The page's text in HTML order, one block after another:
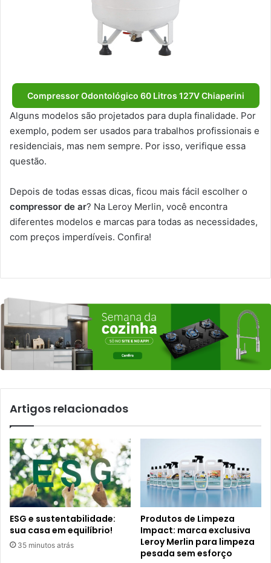
Compressor Odontológico 60 Litros 127V Chiaperini
Alguns modelos são projetados para dupla finalidade. Por
exemplo, podem ser usados para trabalhos profissionais e
residenciais, mas nem sempre. Por isso, verifique essa
questão.
Depois de todas essas dicas, ficou mais fácil escolher o
compressor de ar? Na Leroy Merlin, você encontra
diferentes modelos e marcas para todas as necessidades,
com preços imperdíveis. Confira!
Artigos relacionados
ESG e sustentabilidade:
sua casa em equilíbrio!
35 minutos atrás
Produtos de Limpeza
Impact: marca exclusiva
Leroy Merlin para limpeza
pesada sem esforço